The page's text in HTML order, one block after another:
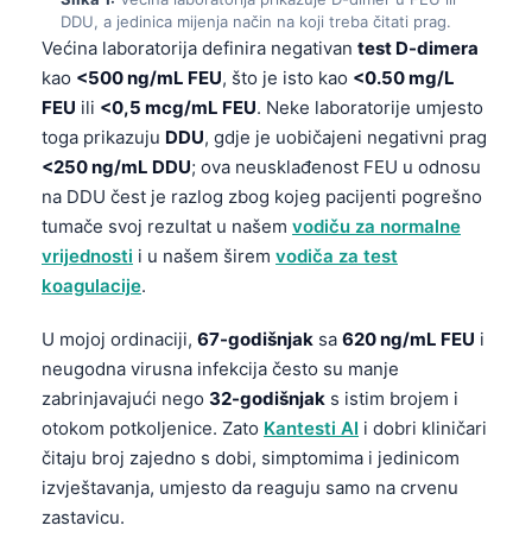
DDU, a jedinica mijenja način na koji treba čitati prag.
Većina laboratorija definira negativan test D-dimera
kao <500 ng/mL FEU, što je isto kao <0.50 mg/L
FEU ili <0,5 mcg/mL FEU. Neke laboratorije umjesto
toga prikazuju DDU, gdje je uobičajeni negativni prag
<250 ng/mL DDU; ova neusklađenost FEU u odnosu
na DDU čest je razlog zbog kojeg pacijenti pogrešno
tumače svoj rezultat u našem vodiču za normalne
vrijednosti i u našem širem vodiča za test
koagulacije.
U mojoj ordinaciji, 67-godišnjak sa 620 ng/mL FEU i
neugodna virusna infekcija često su manje
zabrinjavajući nego 32-godišnjak s istim brojem i
otokom potkoljenice. Zato Kantesti AI i dobri kliničari
čitaju broj zajedno s dobi, simptomima i jedinicom
izvještavanja, umjesto da reaguju samo na crvenu
zastavicu.